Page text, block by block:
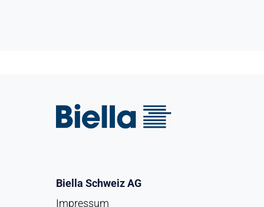
Biella Schweiz AG
Impressum